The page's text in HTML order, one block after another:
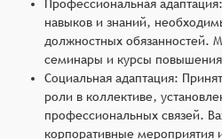
Профессиональная
навыков и знаний,
должностных обязанностей.
семинары и курсы
Социальная адаптация:
роли в коллективе,
профессиональных связей.
корпоративные